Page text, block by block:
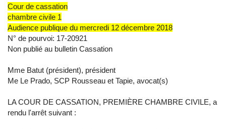
Cour de cassation
chambre civile 1
Audience publique du mercredi 12 décembre 2018
N° de pourvoi: 17-20921
Non publié au bulletin Cassation
Mme Batut (président), président
Me Le Prado, SCP Rousseau et Tapie, avocat(s)
LA COUR DE CASSATION, PREMIÈRE CHAMBRE CIVILE, a
rendu l'arrêt suivant :